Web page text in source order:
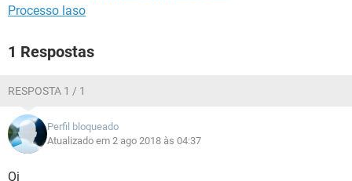
Processo laso
1 Respostas
RESPOSTA 1 / 1
Perfil bloqueado
Atualizado em 2 ago 2018 às 04:37
Oi